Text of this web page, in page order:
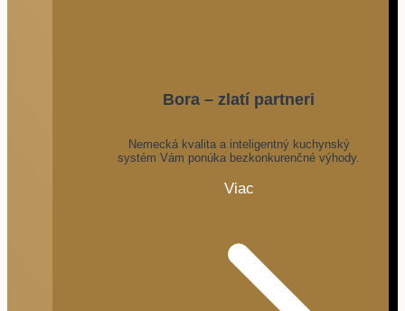
Bora – zlatí partneri
Nemecká kvalita a inteligentný kuchynský
systém Vám ponúka bezkonkurenčné výhody.
Viac